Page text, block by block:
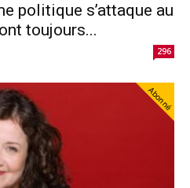
politique s’attaque au
toujours...
296
Abonné